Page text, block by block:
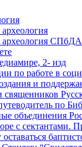
археология
2- изд
по работе в
и
священников
по
объединения
с сектантами.